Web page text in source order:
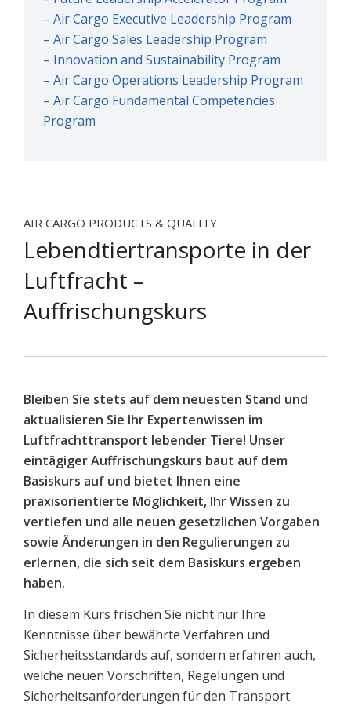
– Air Cargo Executive Leadership Program
– Air Cargo Sales Leadership Program
– Innovation and Sustainability Program
– Air Cargo Operations Leadership Program
– Air Cargo Fundamental Competencies
Program
AIR CARGO PRODUCTS & QUALITY
Lebendtiertransporte in der
Luftfracht –
Auffrischungskurs
Bleiben Sie stets auf dem neuesten Stand und
aktualisieren Sie Ihr Expertenwissen im
Luftfrachttransport lebender Tiere! Unser
eintägiger Auffrischungskurs baut auf dem
Basiskurs auf und bietet Ihnen eine
praxisorientierte Möglichkeit, Ihr Wissen zu
vertiefen und alle neuen gesetzlichen Vorgaben
sowie Änderungen in den Regulierungen zu
erlernen, die sich seit dem Basiskurs ergeben
haben.
In diesem Kurs frischen Sie nicht nur Ihre
Kenntnisse über bewährte Verfahren und
Sicherheitsstandards auf, sondern erfahren auch,
welche neuen Vorschriften, Regelungen und
Sicherheitsanforderungen für den Transport